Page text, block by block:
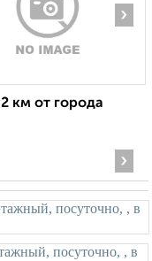
›
км от города
›